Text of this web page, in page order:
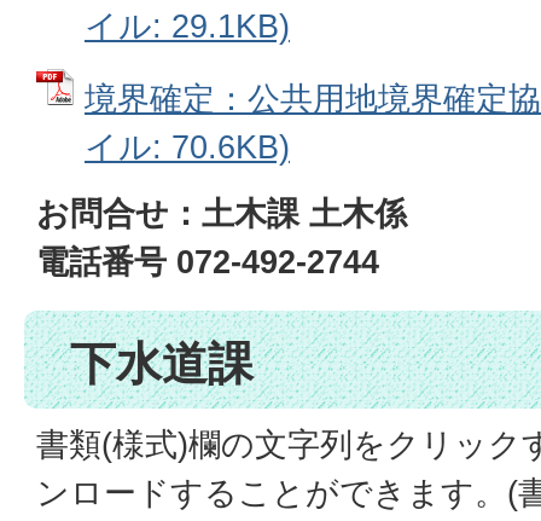
イル: 29.1KB)
境界確定：公共用地境界確定
イル: 70.6KB)
お問合せ：土木課 土木係
電話番号 072-492-2744
下水道課
書類(様式)欄の文字列をクリック
ンロードすることができます。(